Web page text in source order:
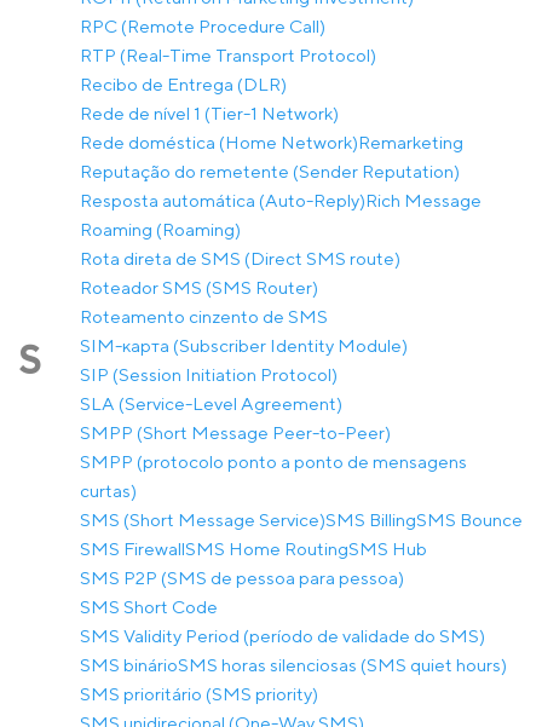
RPC (Remote Procedure Call)
RTP (Real-Time Transport Protocol)
Recibo de Entrega (DLR)
Rede de nível 1 (Tier-1 Network)
Rede doméstica (Home Network)Remarketing
Reputação do remetente (Sender Reputation)
Resposta automática (Auto-Reply)Rich Message
Roaming (Roaming)
Rota direta de SMS (Direct SMS route)
Roteador SMS (SMS Router)
Roteamento cinzento de SMS
S
SIM-карта (Subscriber Identity Module)
SIP (Session Initiation Protocol)
SLA (Service-Level Agreement)
SMPP (Short Message Peer-to-Peer)
SMPP (protocolo ponto a ponto de mensagens
curtas)
SMS (Short Message Service)SMS BillingSMS Bounce
SMS FirewallSMS Home RoutingSMS Hub
SMS P2P (SMS de pessoa para pessoa)
SMS Short Code
SMS Validity Period (período de validade do SMS)
SMS binárioSMS horas silenciosas (SMS quiet hours)
SMS prioritário (SMS priority)
SMS unidirecional (One-Way SMS)